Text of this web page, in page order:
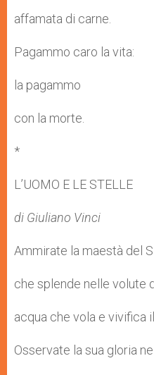
affamata di carne.
Pagammo caro la vita:
la pagammo
con la morte.
*
L’UOMO E LE STELLE
di Giuliano Vinci
Ammirate la maestà del
che splende nelle volute
acqua che vola e vivifica
Osservate la sua gloria